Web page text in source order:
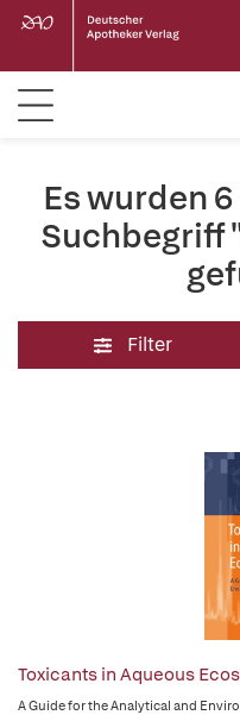
Es wurden
Suchbegriff
Filter
Toxicants in Aqueous
A Guide for the Analytical and